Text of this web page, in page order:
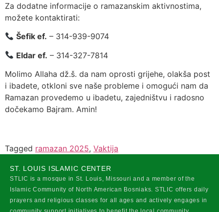
Za dodatne informacije o ramazanskim aktivnostima,
možete kontaktirati:
Šefik ef. – 314-939-9074
Eldar ef. – 314-327-7814
Molimo Allaha dž.š. da nam oprosti grijehe, olakša post
i ibadete, otkloni sve naše probleme i omogući nam da
Ramazan provedemo u ibadetu, zajedništvu i radosno
dočekamo Bajram. Amin!
Tagged ramazan 2025, Vaktija
ST. LOUIS ISLAMIC CENTER
STLIC is a mosque in St. Louis, Missouri and a member of the
Islamic Community of North American Bosniaks. STLIC offers daily
prayers and religious classes for all ages and actively engages in